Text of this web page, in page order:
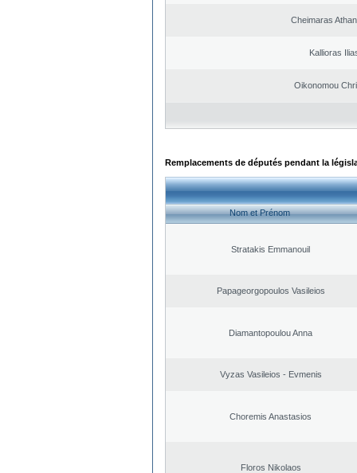
Cheimaras
Kallioras
Oikonomou
Remplacements de députés pendant la
Nom et Prénom
Stratakis Emmanouil
Papageorgopoulos Vasileios
Diamantopoulou Anna
Vyzas Vasileios - Evmenis
Choremis Anastasios
Floros Nikolaos